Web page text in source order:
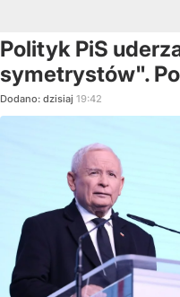
Polityk PiS
symetrystów".
Dodano: dzisiaj 19:42